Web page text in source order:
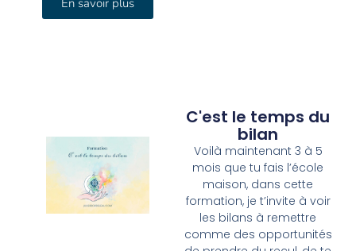
C'est le temps du
bilan
Voilà maintenant 3 à 5
mois que tu fais l’école
maison, dans cette
formation, je t’invite à voir
les bilans à remettre
comme des opportunités